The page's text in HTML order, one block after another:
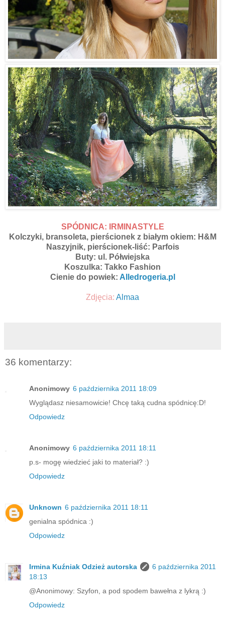
SPÓDNICA: IRMINASTYLE
Kolczyki, bransoleta, pierścionek z białym okiem: H&M
Naszyjnik, pierścionek-liść: Parfois
Buty: ul. Półwiejska
Koszulka: Takko Fashion
Cienie do powiek: Alledrogeria.pl
Zdjęcia: Almaa
36 komentarzy:
Anonimowy 6 października 2011 18:09
Wyglądasz niesamowicie! Chcę taką cudna spódnicę:D!
Odpowiedz
Anonimowy 6 października 2011 18:11
p.s- mogę wiedzieć jaki to materiał? :)
Odpowiedz
Unknown 6 października 2011 18:11
genialna spódnica :)
Odpowiedz
Irmina Kuźniak Odzież autorska
6 października 2011
18:13
@Anonimowy: Szyfon, a pod spodem bawełna z lykrą :)
Odpowiedz